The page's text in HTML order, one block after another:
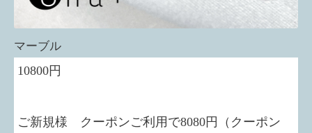
マーブル
10800円
ご新規様 クーポンご利用で8080円（クーポン